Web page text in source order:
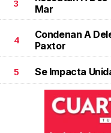
3
Mar
4
Condenan A
Paxtor
5 Se Impacta